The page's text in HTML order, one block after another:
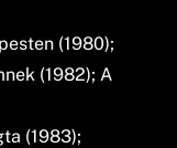
(1980);
(1982); A
(1983);